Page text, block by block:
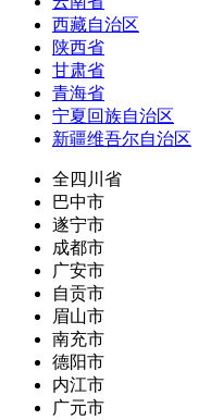
西藏自治区
陕西省
甘肃省
青海省
宁夏回族自治区
新疆维吾尔自治区
全四川省
巴中市
遂宁市
成都市
广安市
自贡市
眉山市
南充市
德阳市
内江市
广元市